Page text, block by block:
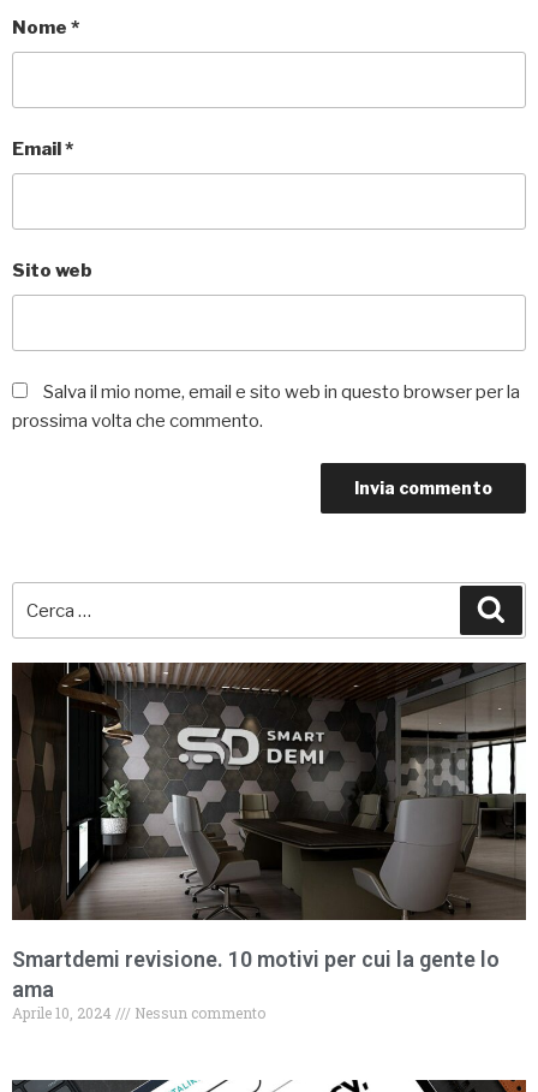
Nome *
Email*
Sito web
Salva il mio nome, email e sito web in questo browser per la
prossima volta che commento.
Smartdemi revisione. 10 motivi per cui la gente lo
ama
Aprile 10, 2024 Nessun commento